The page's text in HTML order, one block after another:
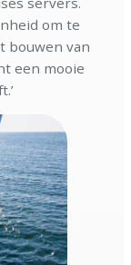
om te
bouwen van
een mooie